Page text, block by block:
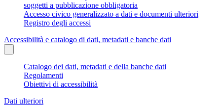
soggetti a pubblicazione obbligatoria
Accesso civico generalizzato a dati e documenti ulteriori
Registro degli accessi
Accessibilità e catalogo di dati, metadati e banche dati
Catalogo dei dati, metadati e della banche dati
Regolamenti
Obiettivi di accessibilità
Dati ulteriori